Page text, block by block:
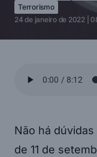
Terrorismo
24 de janeiro de 2022 |
Não há
de 11 de